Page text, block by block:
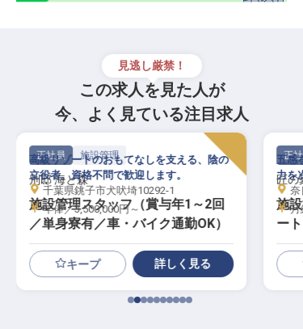
見逃し厳禁！
この求人を見た人が
今、よく見ている注目求人
正社員 施設管理
別邸 海と森
施設管理スタッフ（賞与年1～2回
／単身寮有／車・バイク通勤OK）
高級リゾートのおもてなしを支える、陰の
立役者。資格不問で歓迎します。
千葉県銚子市犬吠埼10292-1
年俸／3,500,000円～
キープ 詳しく見る
正社
匠の聚
施
ー
五感
力を
奈
月